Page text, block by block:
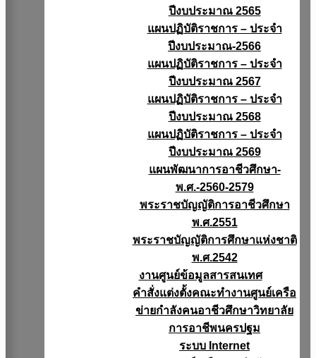
ปีงบประมาณ 2565
แผนปฏิบัติราชการ – ประจำ
ปีงบประมาณ-2566
แผนปฏิบัติราชการ – ประจำ
ปีงบประมาณ 2567
แผนปฏิบัติราชการ – ประจำ
ปีงบประมาณ 2568
แผนปฏิบัติราชการ – ประจำ
ปีงบประมาณ 2569
แผนพัฒนาการอาชีวศึกษา-
พ.ศ.-2560-2579
พระราชบัญญัติการอาชีวศึกษา
พ.ศ.2551
พระราชบัญญัติการศึกษาแห่งชาติ
พ.ศ.2542
งานศูนย์ข้อมูลสารสนเทศ
คำสั่งแต่งตั้งคณะทำงานศูนย์เครือ
ข่ายกำลังคนอาชีวศึกษาวิทยาลัย
การอาชีพนครปฐม
ระบบ Internet